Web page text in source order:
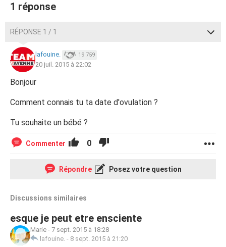
1 réponse
RÉPONSE 1 / 1
lafouine. 19 759
20 juil. 2015 à 22:02
Bonjour
Comment connais tu ta date d'ovulation ?
Tu souhaite un bébé ?
Commenter 0
Répondre Posez votre question
Discussions similaires
esque je peut etre ensciente
Marie - 7 sept. 2015 à 18:28
lafouine. - 8 sept. 2015 à 21:20